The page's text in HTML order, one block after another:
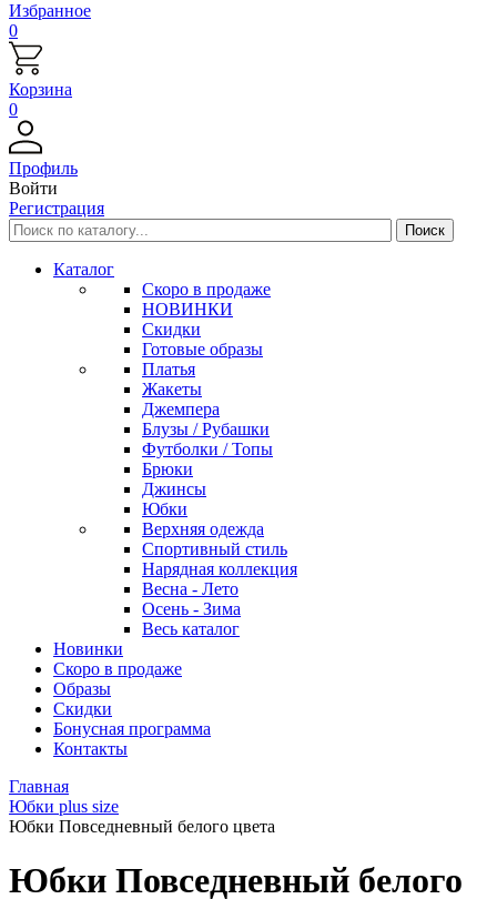
Избранное
0
Корзина
0
Профиль
Войти
Регистрация
Каталог
Скоро в продаже
НОВИНКИ
Скидки
Готовые образы
Платья
Жакеты
Джемпера
Блузы / Рубашки
Футболки / Топы
Брюки
Джинсы
Юбки
Верхняя одежда
Спортивный стиль
Нарядная коллекция
Весна - Лето
Осень - Зима
Весь каталог
Новинки
Скоро в продаже
Образы
Скидки
Бонусная программа
Контакты
Главная
Юбки plus size
Юбки Повседневный белого цвета
Юбки Повседневный белого